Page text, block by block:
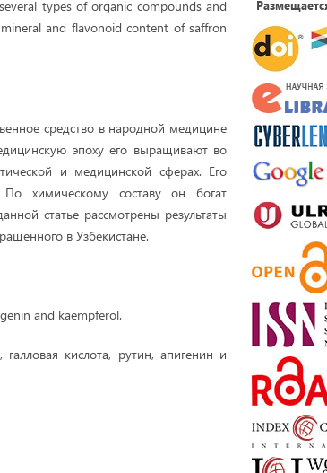
types of organic compounds and
and flavonoid content of saffron
средство в народной медицине
эпоху его выращивают во
и медицинской сферах. Его
По химическому составу он богат
статье рассмотрены результаты
в Узбекистане.
and kaempferol.
кислота, рутин, апигенин и